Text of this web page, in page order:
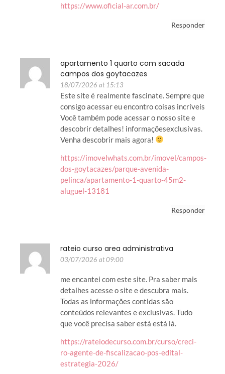
https://www.oficial-ar.com.br/
Responder
apartamento 1 quarto com sacada
campos dos goytacazes
18/07/2026 at 15:13
Este site é realmente fascinate. Sempre que
consigo acessar eu encontro coisas incríveis
Você também pode acessar o nosso site e
descobrir detalhes! informaçõesexclusivas.
Venha descobrir mais agora!
https://imovelwhats.com.br/imovel/campos-
dos-goytacazes/parque-avenida-
pelinca/apartamento-1-quarto-45m2-
aluguel-13181
Responder
rateio curso area administrativa
03/07/2026 at 09:00
me encantei com este site. Pra saber mais
detalhes acesse o site e descubra mais.
Todas as informações contidas são
conteúdos relevantes e exclusivas. Tudo
que você precisa saber está está lá.
https://rateiodecurso.com.br/curso/creci-
ro-agente-de-fiscalizacao-pos-edital-
estrategia-2026/